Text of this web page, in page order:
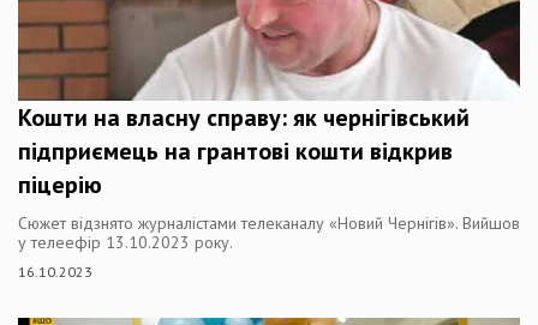
Кошти на власну справу: як чернігівський
підприємець на грантові кошти відкрив
піцерію
Сюжет відзнято журналістами телеканалу «Новий Чернігів». Вийшов
у телеефір 13.10.2023 року.
16.10.2023